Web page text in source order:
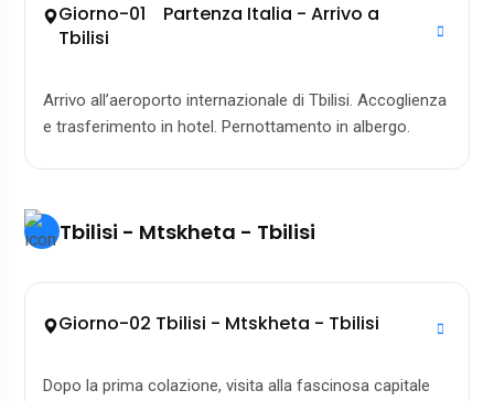
Giorno-01 Partenza Italia - Arrivo a
Tbilisi
Arrivo all’aeroporto internazionale di Tbilisi. Accoglienza
e trasferimento in hotel. Pernottamento in albergo.
Tbilisi - Mtskheta - Tbilisi
Giorno-02 Tbilisi - Mtskheta - Tbilisi
Dopo la prima colazione, visita alla fascinosa capitale